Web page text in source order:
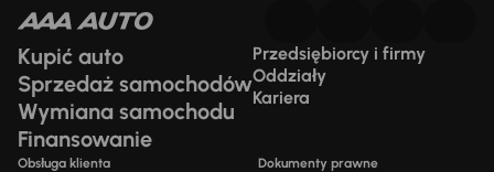
Kupić auto
Sprzedaż samochodów
Wymiana samochodu
Finansowanie
Przedsiębiorcy i firmy
Oddziały
Kariera
Obsługa klienta Dokumenty prawne